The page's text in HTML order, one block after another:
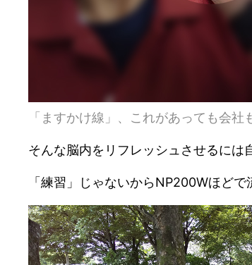
「ますかけ線」、これがあっても会
そんな脳内をリフレッシュさせるには
「練習」じゃないからNP200Wほど